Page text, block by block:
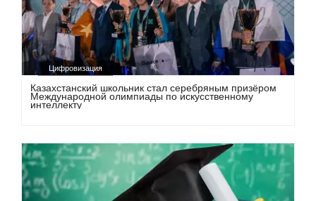
Цифровизация
Казахстанский школьник стал серебряным призёром
Международной олимпиады по искусственному
интеллекту